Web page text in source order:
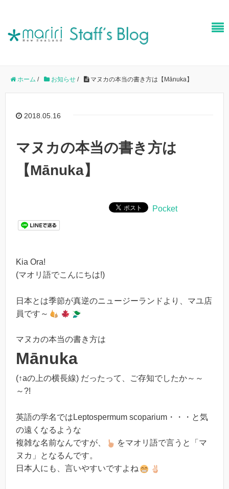
ホーム / お知らせ / マヌカの本当の書き方は【Mānuka】
2018.05.16
マヌカの本当の書き方は
【Mānuka】
Pocket
Kia Ora!
(マオリ語でこんにちは!)
日本とは季節が真逆のニュージーランドより、マユ店
員です～
マヌカの本当の書き方は
Mānuka
(↑aの上の横長線) だったって、ご存知でしたか～～
～?!
英語の学名ではLeptospermum scoparium・・・と気
の遠くなるような
複雑な名前なんですが、
をマオリ語で言うと「マ
ヌカ」となるんです。
日本人にも、言いやすいですよね